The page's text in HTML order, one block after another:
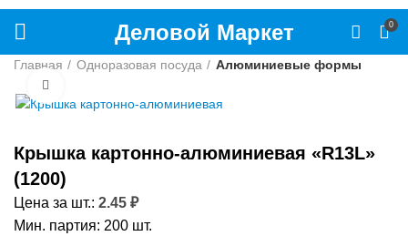
Деловой Маркет 0
Главная Одноразовая посуда Алюминиевые формы
Крышка картонно-алюминиевая «R13L»
(1200)
Цена за шт.: 2.45 ₽
Мин. партия: 200 шт.